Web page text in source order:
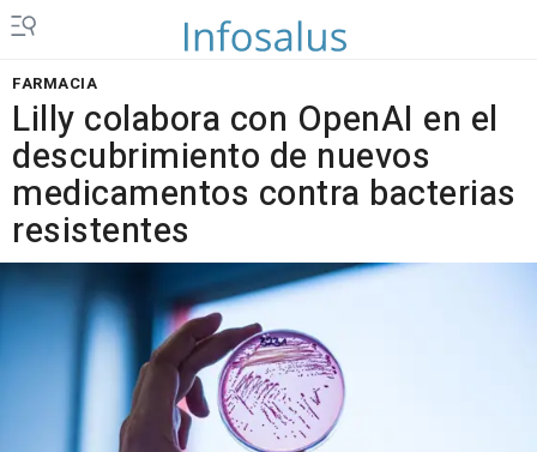
FARMACIA
Lilly colabora con OpenAI en el
descubrimiento de nuevos
medicamentos contra bacterias
resistentes